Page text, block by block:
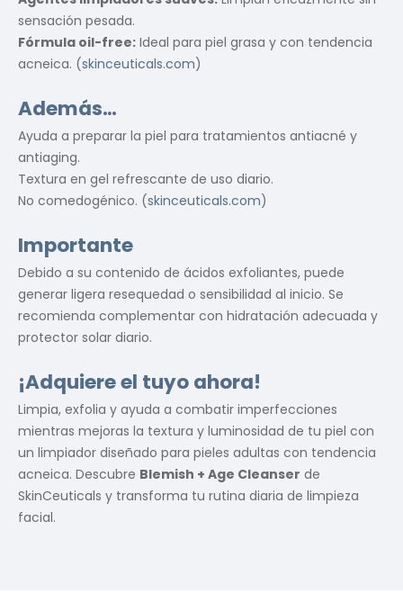
sensación pesada.
Fórmula oil-free: Ideal para piel grasa y con tendencia
acneica. (skinceuticals.com)
Además…
Ayuda a preparar la piel para tratamientos antiacné y
antiaging.
Textura en gel refrescante de uso diario.
No comedogénico. (skinceuticals.com)
Importante
Debido a su contenido de ácidos exfoliantes, puede
generar ligera resequedad o sensibilidad al inicio. Se
recomienda complementar con hidratación adecuada y
protector solar diario.
¡Adquiere el tuyo ahora!
Limpia, exfolia y ayuda a combatir imperfecciones
mientras mejoras la textura y luminosidad de tu piel con
un limpiador diseñado para pieles adultas con tendencia
acneica. Descubre Blemish + Age Cleanser de
SkinCeuticals y transforma tu rutina diaria de limpieza
facial.